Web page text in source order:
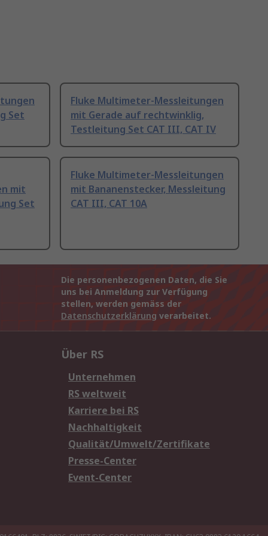
Set
Fluke Multimeter-Messleitungen
mit Gerade auf rechtwinklig,
Testleitung Set CAT III, CAT IV
mit
Set
Fluke Multimeter-Messleitungen
mit Bananenstecker, Messleitung
CAT III, CAT 10A
Die personenbezogenen Daten, die Sie
uns bei Anmeldung zur Verfügung
stellen, werden gemäss der
Datenschutzerklärung verarbeitet.
Über RS
Unternehmen
RS weltweit
Karriere bei RS
Nachhaltigkeit
Qualität/Umwelt/Zertifikate
Presse-Center
Event-Center